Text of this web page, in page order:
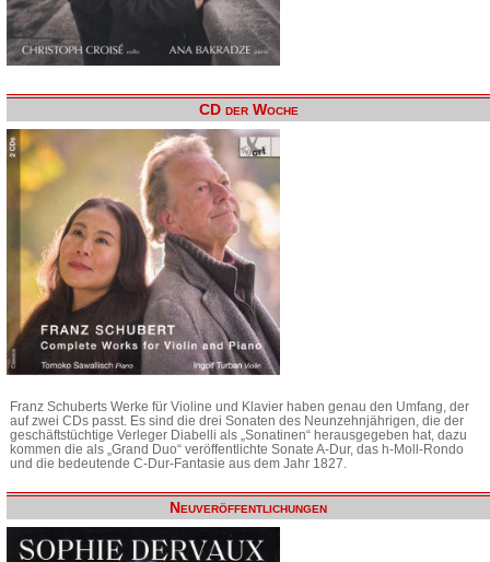
CD der Woche
Franz Schuberts Werke für Violine und Klavier haben genau den Umfang, der
auf zwei CDs passt. Es sind die drei Sonaten des Neunzehnjährigen, die der
geschäftstüchtige Verleger Diabelli als „Sonatinen“ herausgegeben hat, dazu
kommen die als „Grand Duo“ veröffentlichte Sonate A-Dur, das h-Moll-Rondo
und die bedeutende C-Dur-Fantasie aus dem Jahr 1827.
Neuveröffentlichungen